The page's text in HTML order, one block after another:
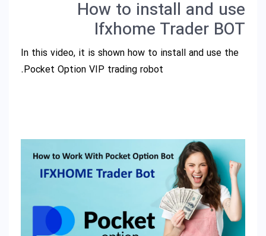
How to install and use
Ifxhome Trader BOT
In this video, it is shown how to install and use the
Pocket Option VIP trading robot.